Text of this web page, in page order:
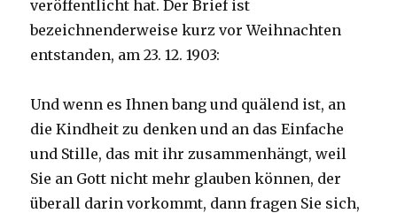
veröffentlicht hat. Der Brief ist
bezeichnenderweise kurz vor Weihnachten
entstanden, am 23. 12. 1903:
Und wenn es Ihnen bang und quälend ist, an
die Kindheit zu denken und an das Einfache
und Stille, das mit ihr zusammenhängt, weil
Sie an Gott nicht mehr glauben können, der
überall darin vorkommt, dann fragen Sie sich,